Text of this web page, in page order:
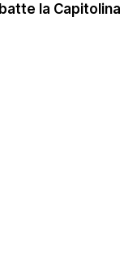
batte la Capitolina